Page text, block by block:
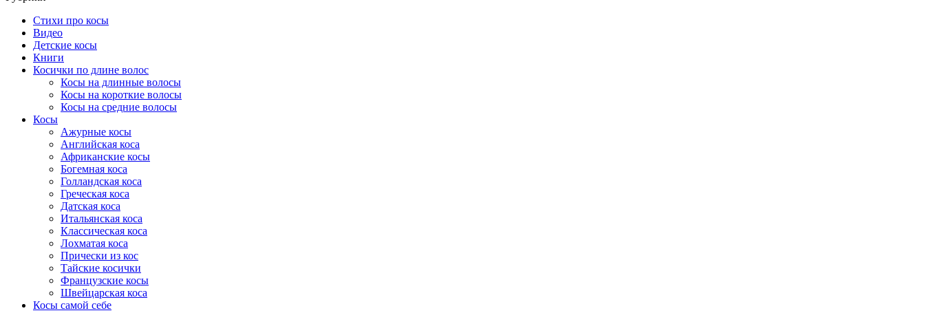
Cтихи про косы
Видео
Детские косы
Книги
Косички по длине волос
Косы на длинные волосы
Косы на короткие волосы
Косы на средние волосы
Косы
Ажурные косы
Английская коса
Африканские косы
Богемная коса
Голландская коса
Греческая коса
Датская коса
Итальянская коса
Классическая коса
Лохматая коса
Прически из кос
Тайские косички
Французские косы
Швейцарская коса
Косы самой себе